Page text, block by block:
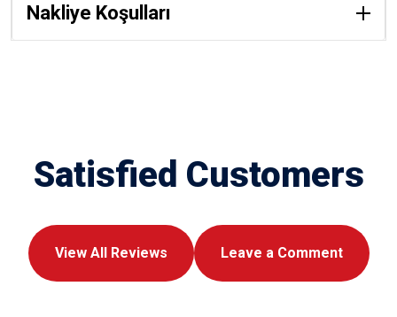
Nakliye Koşulları
Satisfied Customers
View All Reviews Leave a Comment